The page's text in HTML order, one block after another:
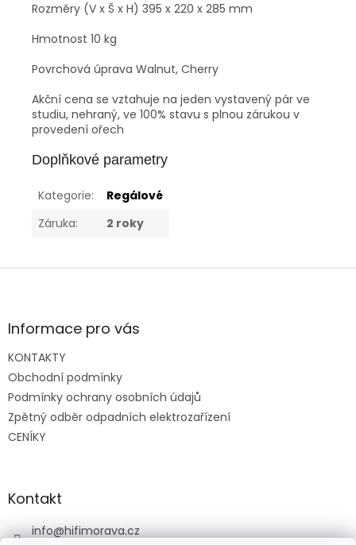
Rozměry (V x Š x H) 395 x 220 x 285 mm
Hmotnost 10 kg
Povrchová úprava Walnut, Cherry
Akční cena se vztahuje na jeden vystavený pár ve
studiu, nehraný, ve 100% stavu s plnou zárukou v
provedení ořech
Doplňkové parametry
Kategorie:
Regálové
Záruka: 2 roky
Z
aInformace pro vás
KONTAKTY
Obchodní podmínky
Podmínky ochrany osobních údajů
Zpětný odběr odpadních elektrozařízení
CENÍKY
Kontakt
info@hifimorava.cz